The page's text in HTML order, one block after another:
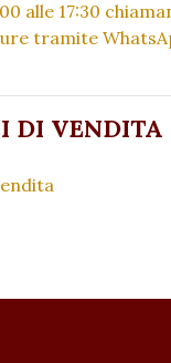
alle 17:30
tramite
DI VENDITA